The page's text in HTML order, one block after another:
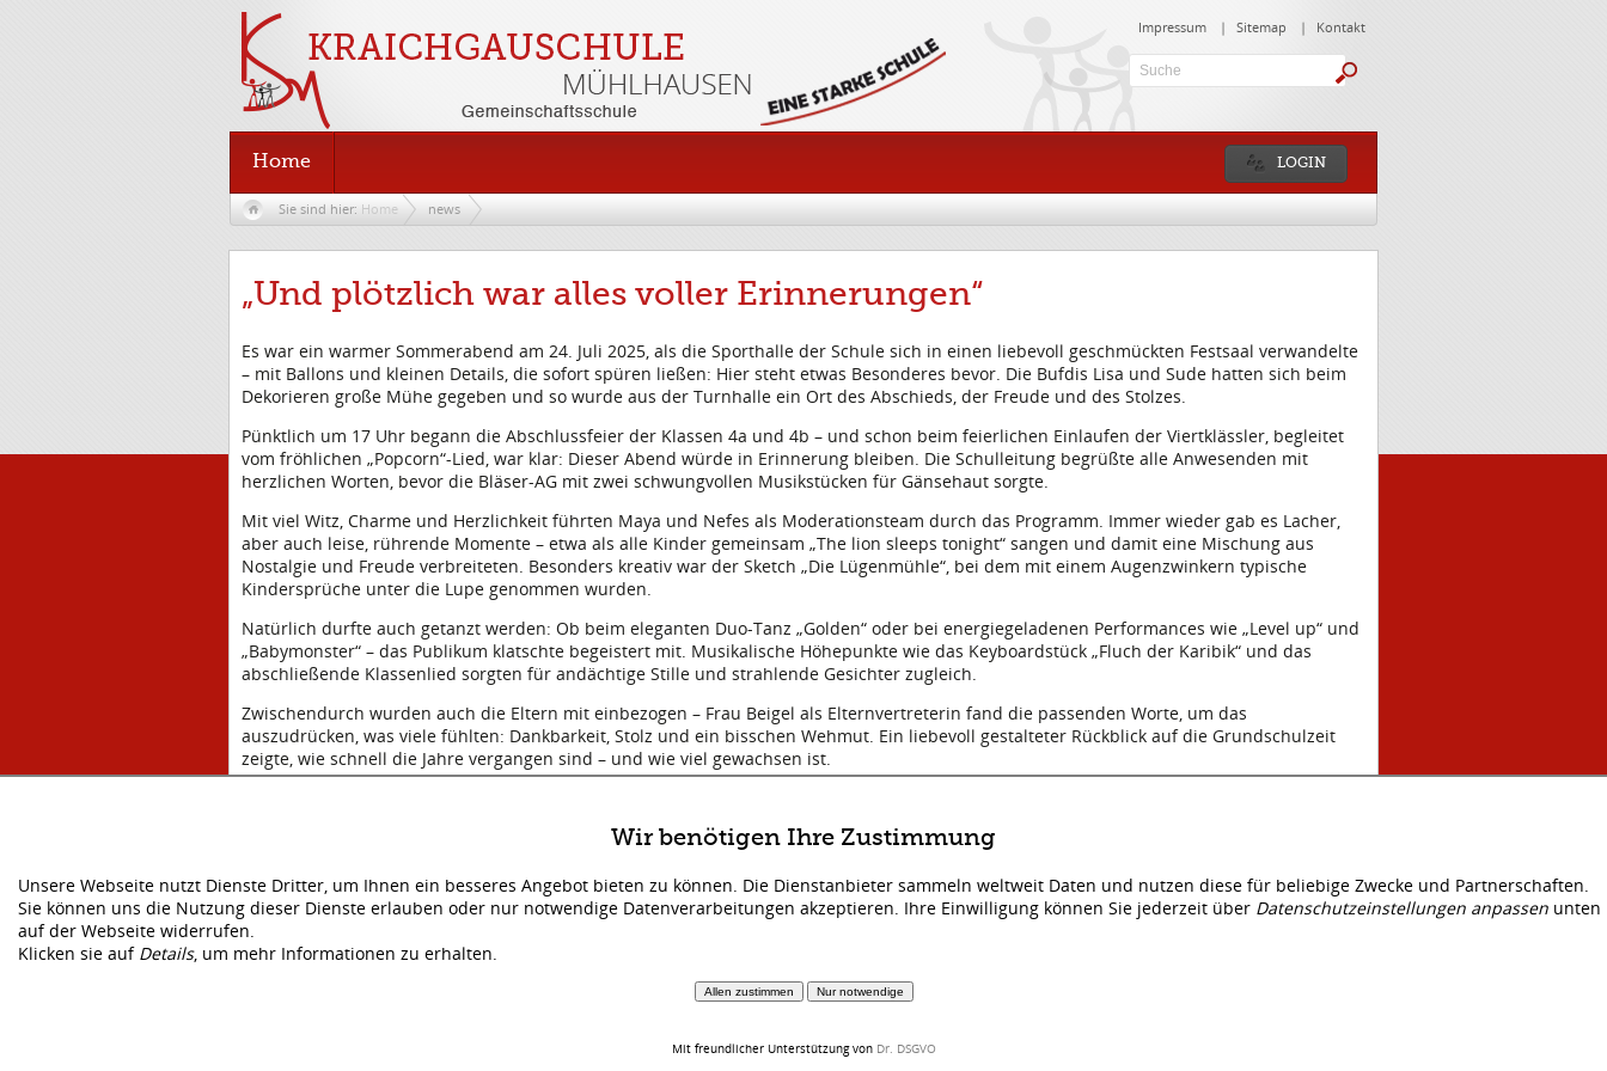
Impressum | Sitemap | Kontakt
Suche:
Home LOGIN
Sie sind hier: Home news
„Und plötzlich war alles voller Erinnerungen“
Es war ein warmer Sommerabend am 24. Juli 2025, als die Sporthalle der Schule sich in einen liebevoll geschmückten Festsaal verwandelte
– mit Ballons und kleinen Details, die sofort spüren ließen: Hier steht etwas Besonderes bevor. Die Bufdis Lisa und Sude hatten sich beim
Dekorieren große Mühe gegeben und so wurde aus der Turnhalle ein Ort des Abschieds, der Freude und des Stolzes.
Pünktlich um 17 Uhr begann die Abschlussfeier der Klassen 4a und 4b – und schon beim feierlichen Einlaufen der Viertklässler, begleitet
vom fröhlichen „Popcorn“-Lied, war klar: Dieser Abend würde in Erinnerung bleiben. Die Schulleitung begrüßte alle Anwesenden mit
herzlichen Worten, bevor die Bläser-AG mit zwei schwungvollen Musikstücken für Gänsehaut sorgte.
Mit viel Witz, Charme und Herzlichkeit führten Maya und Nefes als Moderationsteam durch das Programm. Immer wieder gab es Lacher,
aber auch leise, rührende Momente – etwa als alle Kinder gemeinsam „The lion sleeps tonight“ sangen und damit eine Mischung aus
Nostalgie und Freude verbreiteten. Besonders kreativ war der Sketch „Die Lügenmühle“, bei dem mit einem Augenzwinkern typische
Kindersprüche unter die Lupe genommen wurden.
Natürlich durfte auch getanzt werden: Ob beim eleganten Duo-Tanz „Golden“ oder bei energiegeladenen Performances wie „Level up“ und
„Babymonster“ – das Publikum klatschte begeistert mit. Musikalische Höhepunkte wie das Keyboardstück „Fluch der Karibik“ und das
abschließende Klassenlied sorgten für andächtige Stille und strahlende Gesichter zugleich.
Zwischendurch wurden auch die Eltern mit einbezogen – Frau Beigel als Elternvertreterin fand die passenden Worte, um das
auszudrücken, was viele fühlten: Dankbarkeit, Stolz und ein bisschen Wehmut. Ein liebevoll gestalteter Rückblick auf die Grundschulzeit
zeigte, wie schnell die Jahre vergangen sind – und wie viel gewachsen ist.
←
Kraichgauschule Mühlhausen
Wir benötigen Ihre Zustimmung
Unsere Webseite nutzt Dienste Dritter, um Ihnen ein besseres Angebot bieten zu können. Die Dienstanbieter sammeln weltweit Daten und nutzen diese für beliebige Zwecke und Partnerschaften.
Sie können uns die Nutzung dieser Dienste erlauben oder nur notwendige Datenverarbeitungen akzeptieren. Ihre Einwilligung können Sie jederzeit über Datenschutzeinstellungen anpassen unten
auf der Webseite widerrufen.
Klicken sie auf Details, um mehr Informationen zu erhalten.
Allen zustimmen Nur notwendige
Mit freundlicher Unterstützung von Dr. DSGVO